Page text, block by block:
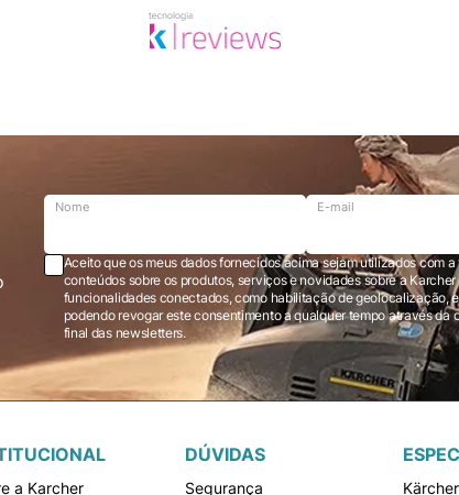
Nome E-mail
Aceito que os meus dados fornecidos acima sejam utilizados com
conteúdos sobre os produtos, serviços e novidades sobre a Karcher Brasil via e-mail marketing e registro de
funcionalidades conectados, como habilitação de geolocalização,
podendo revogar este consentimento a qualquer tempo através da opção “cancelar inscrição” localizada ao
final das newsletters.
a Karcher
DÚVIDAS
Segurança